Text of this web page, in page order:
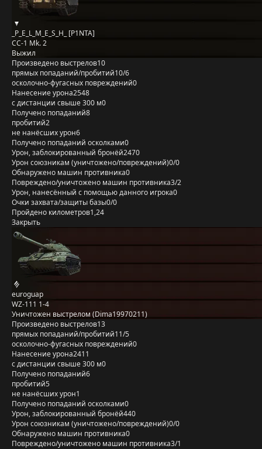
_P_E_L_M_E_S_H_ [P1NTA]
CC-1 Mk. 2
Выжил
Произведено выстрелов10
прямых попаданий/пробитий10/6
осколочно-фугасных повреждений0
Нанесение урона2548
с дистанции свыше 300 м0
Получено попаданий8
пробитий2
не нанёсших урон6
Получено попаданий осколками0
Урон, заблокированный бронёй2470
Урон союзникам (уничтожено/повреждений)0/0
Обнаружено машин противника0
Повреждено/уничтожено машин противника3/2
Урон, нанесённый с помощью данного игрока0
Очки захвата/защиты базы0/0
Пройдено километров1,24
Закрыть
euroguap
WZ-111 1-4
Уничтожен выстрелом (Dima19970211)
Произведено выстрелов13
прямых попаданий/пробитий11/5
осколочно-фугасных повреждений0
Нанесение урона2411
с дистанции свыше 300 м0
Получено попаданий6
пробитий5
не нанёсших урон1
Получено попаданий осколками0
Урон, заблокированный бронёй440
Урон союзникам (уничтожено/повреждений)0/0
Обнаружено машин противника0
Повреждено/уничтожено машин противника3/1